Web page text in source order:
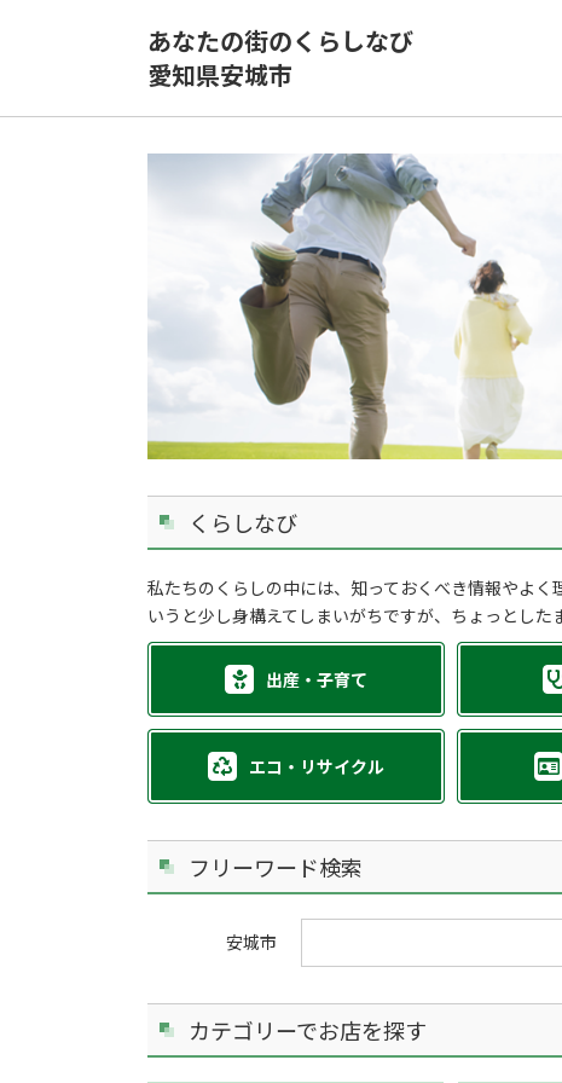
あなたの街のくらしなび
愛知県安城市
くらしなび
私たちのくらしの中には、知っておくべき情報やよ
いうと少し身構えてしまいがちですが、ちょっとし
出産・子育て
エコ・リサイクル
フリーワード検索
安城市
カテゴリーでお店を探す